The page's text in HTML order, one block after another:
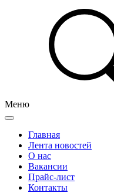
Меню
Главная
Лента новостей
О нас
Вакансии
Прайс-лист
Контакты